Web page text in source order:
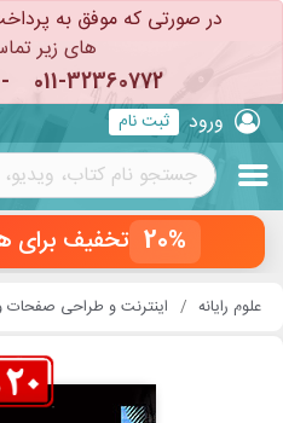
در صورتی که موفق به
های زیر
011-32360772
-
ثبت نام ورود
20% تخفیف برای
علوم رایانه اینترنت و طراحی